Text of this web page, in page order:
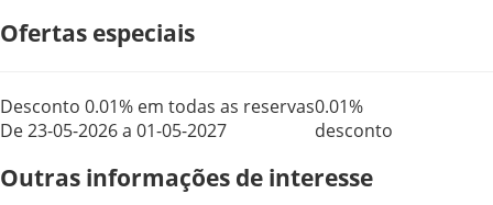
Ofertas especiais
Desconto 0.01% em todas as reservas
De 23-05-2026 a 01-05-2027
0.01%
desconto
Outras informações de interesse